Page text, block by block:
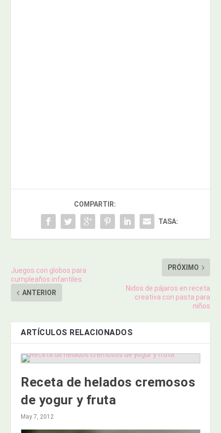
COMPARTIR:
TASA:
Juegos con globos para
cumpleaños infantiles
ANTERIOR
PRÓXIMO
Nidos de pájaros en receta
creativa con pasta para
niños
ARTÍCULOS RELACIONADOS
Receta de helados cremosos
de yogur y fruta
May 7, 2012